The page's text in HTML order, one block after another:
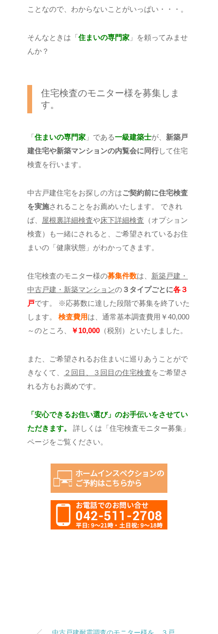
ことなので、わからないことがいっぱい・・・。
そんなときは「住まいの専門家 」を頼ってみませ
んか？
住宅検査のモニター様を募集しま
す。
「住まいの専門家 」である一級建築士が、 新築戸
建住宅や新築マンションの内覧会に同行して住宅
検査を行います。
中古戸建住宅をお探しの方はご契約前に住宅検査
を実施されることをお薦めいたします。
できれ
ば、
屋根裏詳細検査や床下詳細検査 （オプション
検査）も一緒にされると、ご希望されているお住
まいの「健康状態」がわかってきます。
住宅検査のモニター様の募集件数は、 新築戸建・
中古戸建・新築マンションの３タイプごとに各３
戸です。
※応募数に達した段階で募集を終了いた
します。
検査費用は、通常基本調査費用￥40,000
～のところ、
￥10,000 （税別）といたしました。
また、ご希望されるお住まいに巡りあうことがで
きなくて、
２回目、３回目の住宅検査をご希望さ
れる方もお薦めです。
「安心できるお住い選び」のお手伝いをさせてい
ただきます。
詳しくは「住宅検査モニター募集」
ページをご覧ください。